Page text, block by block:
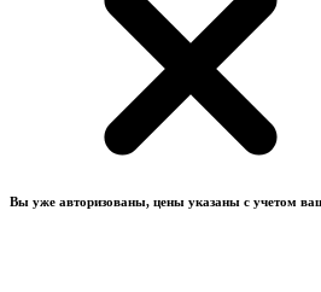
Вы уже авторизованы, цены указаны с учетом